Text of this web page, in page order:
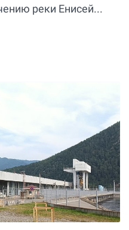
реки Енисей...